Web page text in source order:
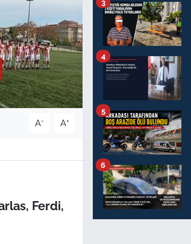
A- A+
Ferdi,
4
5
6